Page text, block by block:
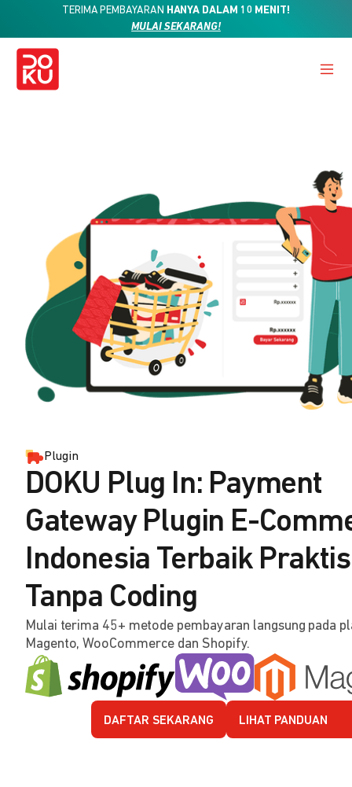
TERIMA PEMBAYARAN HANYA DALAM 10 MENIT!
MULAI SEKARANG!
Plugin
DOKU Plug In: Payment
Gateway Plugin E-
Indonesia Terbaik Praktis
Tanpa Coding
Mulai terima 45+ metode pembayaran langsung pada
Magento, WooCommerce dan Shopify.
DAFTAR SEKARANG LIHAT PANDUAN